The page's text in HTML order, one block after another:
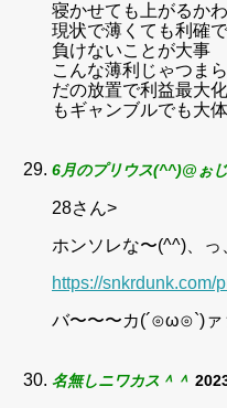
寝かせても上がるか
現状で薄くても利確
負けないことが大事
こんな薄利じゃつま
だの放置で利益最大
もギャンブルでも大
6月のプリウス(^^)@ぉじ
28さん>
ホンソレな〜(^^)、っ
https://snkrdunk.com/
バ〜〜〜カ(´⊙ω⊙`)ァ
名無しニワカス＾＾